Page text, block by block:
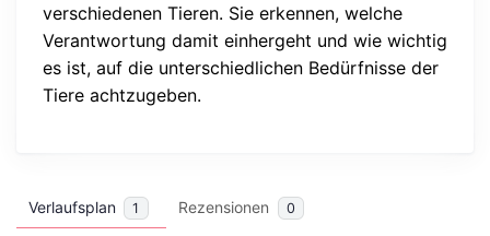
verschiedenen Tieren. Sie erkennen, welche
Verantwortung damit einhergeht und wie wichtig
es ist, auf die unterschiedlichen Bedürfnisse der
Tiere achtzugeben.
Verlaufsplan 1 Rezensionen 0